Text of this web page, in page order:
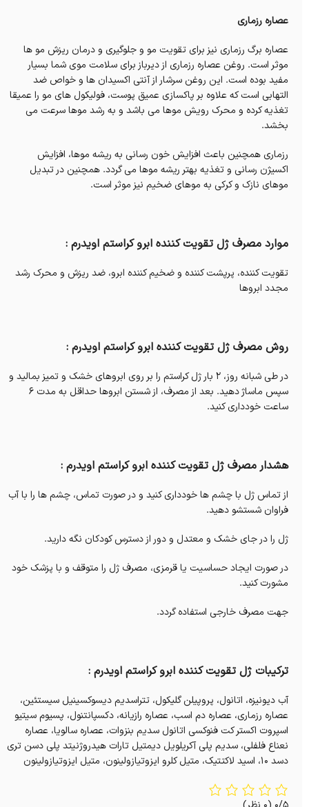
عصاره رزماری
عصاره برگ رزماری نیز برای تقویت مو و جلوگیری و درمان ریزش مو ها
موثر است. روغن عصاره رزماری از دیرباز برای سلامت موی شما بسیار
مفید بوده است. این روغن سرشار از آنتی اکسیدان ها و خواص ضد
التهابی است که علاوه بر پاکسازی عمیق پوست، فولیکول های مو را عمیقا
تغذیه کرده و محرک رویش موها می باشد و به رشد موها سرعت می
بخشد.
رزماری همچنین باعث افزایش خون رسانی به ریشه موها، افزایش
اکسیژن رسانی و تغذیه بهتر ریشه موها می گردد. همچنین در تبدیل
موهای نازک و کرکی به موهای ضخیم نیز موثر است.
موارد مصرف ژل تقویت کننده ابرو کراستم اویدرم :
تقویت کننده، پرپشت کننده و ضخیم کننده ابرو، ضد ریزش و محرک رشد
مجدد ابروها
روش مصرف ژل تقویت کننده ابرو کراستم اویدرم :
در طی شبانه روز، 2 بار ژل کراستم را بر روی ابروهای خشک و تمیز بمالید و
سپس ماساژ دهید. بعد از مصرف، از شستن ابروها حداقل به مدت 6
ساعت خودداری کنید.
هشدار مصرف ژل تقویت کننده ابرو کراستم اویدرم :
از تماس ژل با چشم ها خودداری کنید و در صورت تماس، چشم ها را با آب
فراوان شستشو دهید.
ژل را در جای خشک و معتدل و دور از دسترس کودکان نگه دارید.
در صورت ایجاد حساسیت یا قرمزی، مصرف ژل را متوقف و با پزشک خود
مشورت کنید.
جهت مصرف خارجی استفاده گردد.
ترکیبات ژل تقویت کننده ابرو کراستم اویدرم :
آب دیونیزه، اتانول، پروپیلن گلیکول، تتراسدیم دیسوکسینیل سیستئین،
عصاره رزماری، عصاره دم اسب، عصاره رازیانه، دکسپانتنول، پسیوم سیتیو
اسپروت اکستر کت فنوکسی اتانول سدیم بنزوات، عصاره سالویا، عصاره
نعناع فلفلی، سدیم پلی آکریلویل دیمتیل تارات هیدروژنیتد پلی دسن تری
دسد 10، اسید لاکتتیک، متیل کلرو ایزوتیازولینون، متیل ایزوتیازولینون